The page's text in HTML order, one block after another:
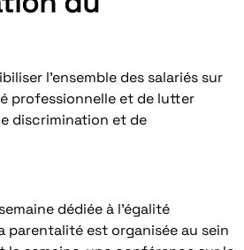
l’ensemble des salariés sur
professionnelle et de lutter
discrimination et de
dédiée à l’égalité
parentalité est organisée au sein